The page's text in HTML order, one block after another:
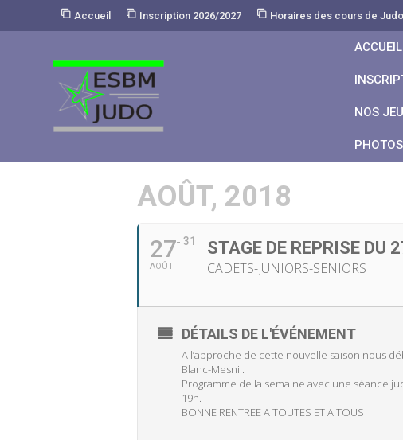
Accueil Inscription 2026/2027 Horaires des cours de Judo
ACCUEIL
NOS
AOÛT, 2018
27
AOÛT
31 STAGE DE REPRISE DU
CADETS-JUNIORS-SENIORS
DÉTAILS DE L'ÉVÉNEMENT
A l’approche de cette nouvelle saison nous
Blanc-Mesnil.
Programme de la semaine avec une séance
19h.
BONNE RENTREE A TOUTES ET A TOUS